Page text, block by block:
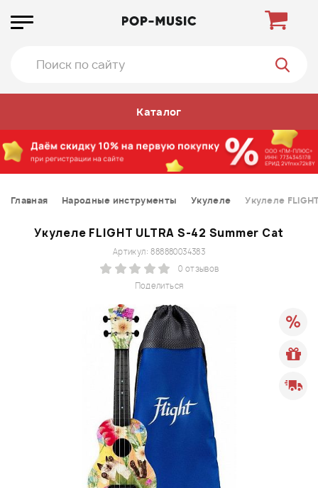
Каталог
Главная Народные инструменты Укулеле Укулеле
Укулеле FLIGHT ULTRA S-42 Summer Cat
Поделиться
Артикул: 888880034383
0 отзывов